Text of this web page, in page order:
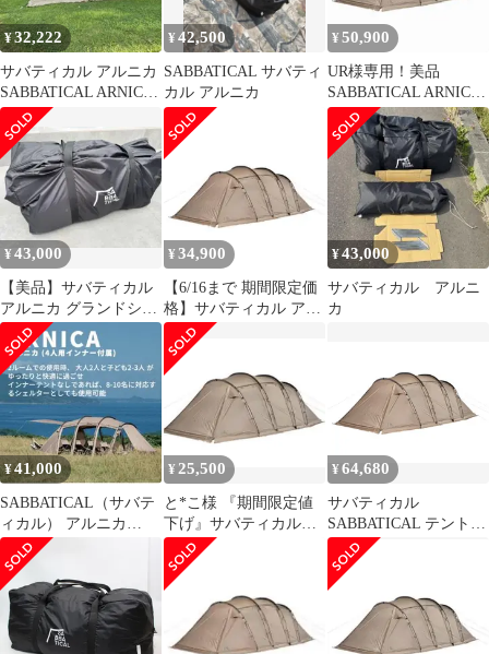
¥32,222
サバティカル アルニカ
SABBATICAL ARNICA
2ルームテント
¥42,500
SABBATICAL サバティ
カル アルニカ
¥ 50,900
UR様専用！美品
SABBATICAL ARNICA
アルニカインナーテン
ト
¥43,000
【美品】サバティカル
アルニカ グランドシー
ト付き
¥ 34,900
【6/16まで 期間限定価
格】サバティカル アル
ニカ グランドシート付
¥43,000
サバティカル アルニ
カ
¥41,000
SABBATICAL（サバテ
ィカル） アルニカ
（ARNICA）
¥ 25,500
と*こ様 『期間限定値
下げ』サバティカルア
ルニカ
¥64,680
サバティカル
SABBATICAL テント
アルニカ キャンプ 2人
4人 5人 防水 2ルーム
ファミリー アルミポー